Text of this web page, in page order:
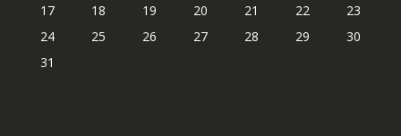
17
18 19 20 21 22
23
24
25 26 27 28 29
30
31